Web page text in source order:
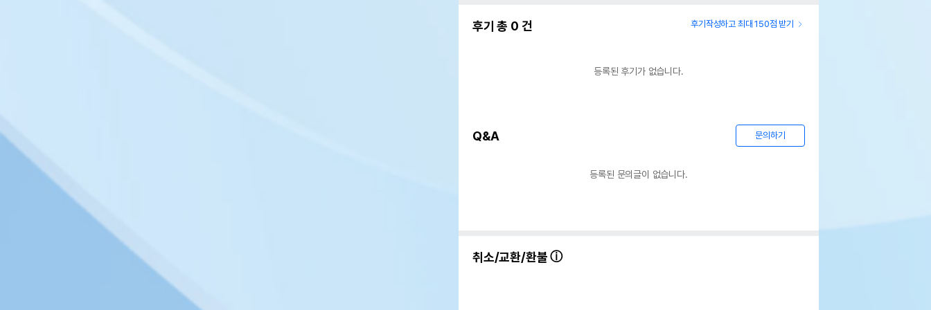
상품 필수 정보
후기 총 0 건 후기작성하고 최대 150점 받기
등록된 후기가 없습니다.
Q&A 문의하기
등록된 문의글이 없습니다.
취소/교환/환불